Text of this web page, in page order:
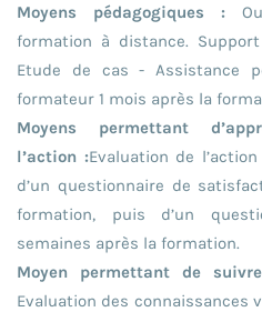
Moyens pédagogiques :
formation à distance.
Etude de cas - Assistance
formateur 1 mois après la
Moyens permettant
l’action :Evaluation de
d’un questionnaire de
formation, puis d’un
semaines après la formation.
Moyen permettant de
Evaluation des connaissances